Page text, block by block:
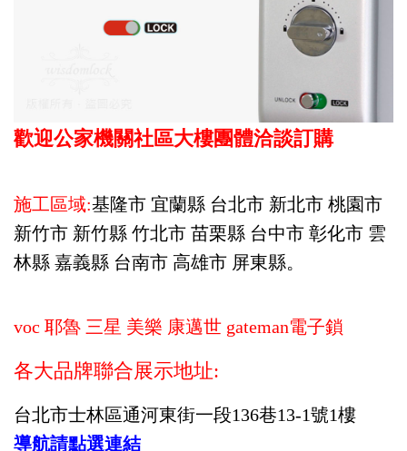
歡迎公家機關社區大樓團體洽談訂購
施工區域:基隆市 宜蘭縣 台北市 新北市 桃園市
新竹市 新竹縣 竹北市 苗栗縣 台中市 彰化市 雲
林縣 嘉義縣 台南市 高雄市 屏東縣。
voc 耶魯 三星 美樂 康邁世 gateman電子鎖
各大品牌聯合展示地址:
台北市士林區通河東街一段136巷13-1號1樓
導航請點選連結